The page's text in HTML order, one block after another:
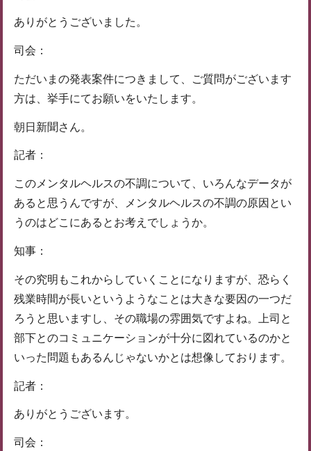
ありがとうございました。
司会：
ただいまの発表案件につきまして、ご質問がございます
方は、挙手にてお願いをいたします。
朝日新聞さん。
記者：
このメンタルヘルスの不調について、いろんなデータが
あると思うんですが、メンタルヘルスの不調の原因とい
うのはどこにあるとお考えでしょうか。
知事：
その究明もこれからしていくことになりますが、恐らく
残業時間が長いというようなことは大きな要因の一つだ
ろうと思いますし、その職場の雰囲気ですよね。上司と
部下とのコミュニケーションが十分に図れているのかと
いった問題もあるんじゃないかとは想像しております。
記者：
ありがとうございます。
司会：